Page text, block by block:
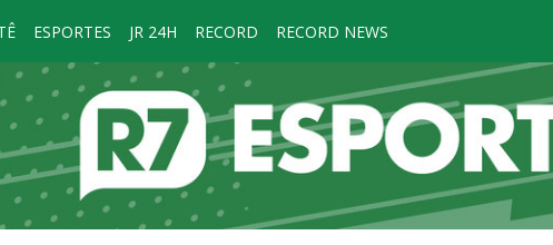
ESPORTES JR 24H RECORD RECORD NEWS